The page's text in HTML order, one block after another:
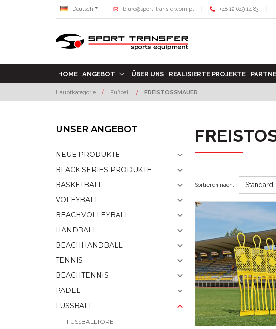
Deutsch biuro@sport-transfer.com.pl +48 12 649 14 83
HOME ANGEBOT ÜBER UNS REALISIERTE PROJEKTE
Hauptkategorie / Fußball / FREISTOSSMAUER
Sortieren nach:
UNSER ANGEBOT
NEUE PRODUKTE
BLACK SERIES PRODUKTE
BASKETBALL
VOLEYBALL
BEACHVOLLEYBALL
HANDBALL
BEACHHANDBALL
TENNIS
BEACHTENNIS
PADEL
FUSSBALL
FUSSBALLTORE